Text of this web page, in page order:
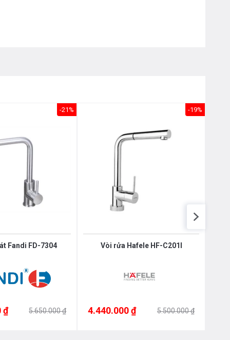
-21%
Fandi FD-7304
₫ 5.650.000 ₫
-19%
Vòi rửa Hafele HF-C201I
4.440.000 ₫ 5.500.000 ₫